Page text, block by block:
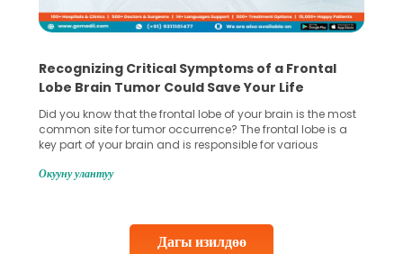
Дагы изилдөө
Recognizing Critical Symptoms of a Frontal
Lobe Brain Tumor Could Save Your Life
Did you know that the frontal lobe of your brain is the most
common site for tumor occurrence? The frontal lobe is a
key part of your brain and is responsible for various
harm to it can lead to serious complications. However, with
Окууну улантуу